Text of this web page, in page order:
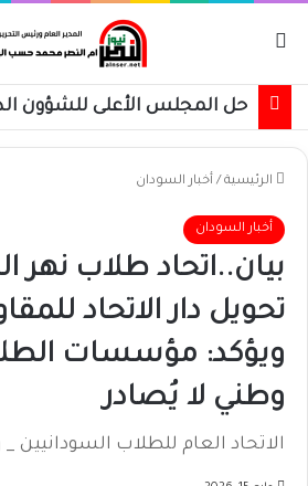
الرئيسية / أخبار السودان
أخبار السودان
بيان..اتحاد طلاب نهر
تحويل دار الاتحاد
ويؤكد: مؤسسات
وطني لا يُصادر
الاتحاد العام للطلاب السودانيين _